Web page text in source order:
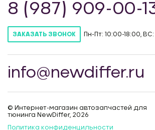
8 (987) 909-00-
ЗАКАЗАТЬ ЗВОНОК Пн-Пт: 10:00-18:00,
info@newdiffer.ru
© Интернет-магазин автозапчастей для
тюнинга NewDiffer, 2026
Политика конфиденцильности